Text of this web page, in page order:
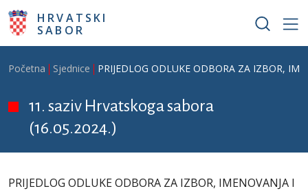
Skoči na glavni sadržaj
HRVATSKI
SABOR
Breadcrumb
Početna Sjednice PRIJEDLOG ODLUKE ODBORA ZA IZBOR,
11. saziv Hrvatskoga sabora
(16.05.2024.)
PRIJEDLOG ODLUKE ODBORA ZA IZBOR, IMENOVANJA I